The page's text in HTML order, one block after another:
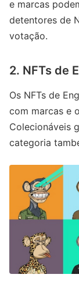
e marcas
detentores de
votação.
2. NFTs de
Os NFTs de
com marcas e
Colecionáveis
categoria